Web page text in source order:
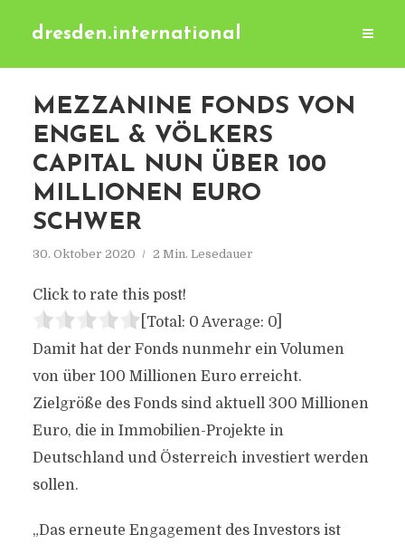
dresden.international
MEZZANINE FONDS VON
ENGEL & VÖLKERS
CAPITAL NUN ÜBER 100
MILLIONEN EURO
SCHWER
30. Oktober 2020 2 Min. Lesedauer
Click to rate this post!
[Total: 0 Average: 0]
Damit hat der Fonds nunmehr ein Volumen
von über 100 Millionen Euro erreicht.
Zielgröße des Fonds sind aktuell 300 Millionen
Euro, die in Immobilien-Projekte in
Deutschland und Österreich investiert werden
sollen.
„Das erneute Engagement des Investors ist